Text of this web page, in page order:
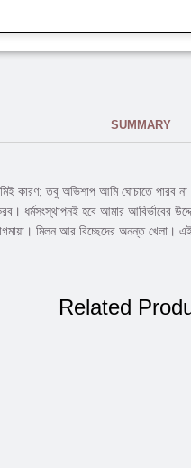
SUMMARY
কারণ; তবু অভিশাপ আমি ঘোচাতে
হবে আমার আবির্ভাবের উদ্দেশ্য।
মিলন আর বিচ্ছেদের অনন্ত
Related